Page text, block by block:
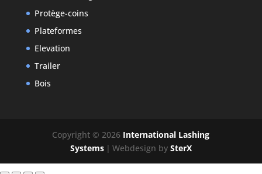
Protège-coins
Plateformes
Elevation
Trailer
Bois
Copyright © 2026 International Lashing
Systems | Webdesign by SterX